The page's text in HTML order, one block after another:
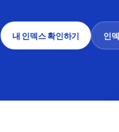
내 인덱스 확인하기 인